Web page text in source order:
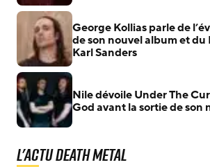
George Kollias parle de
de son nouvel album et du
Karl Sanders
Nile dévoile Under The
God avant la sortie de son
L'actu Death Metal